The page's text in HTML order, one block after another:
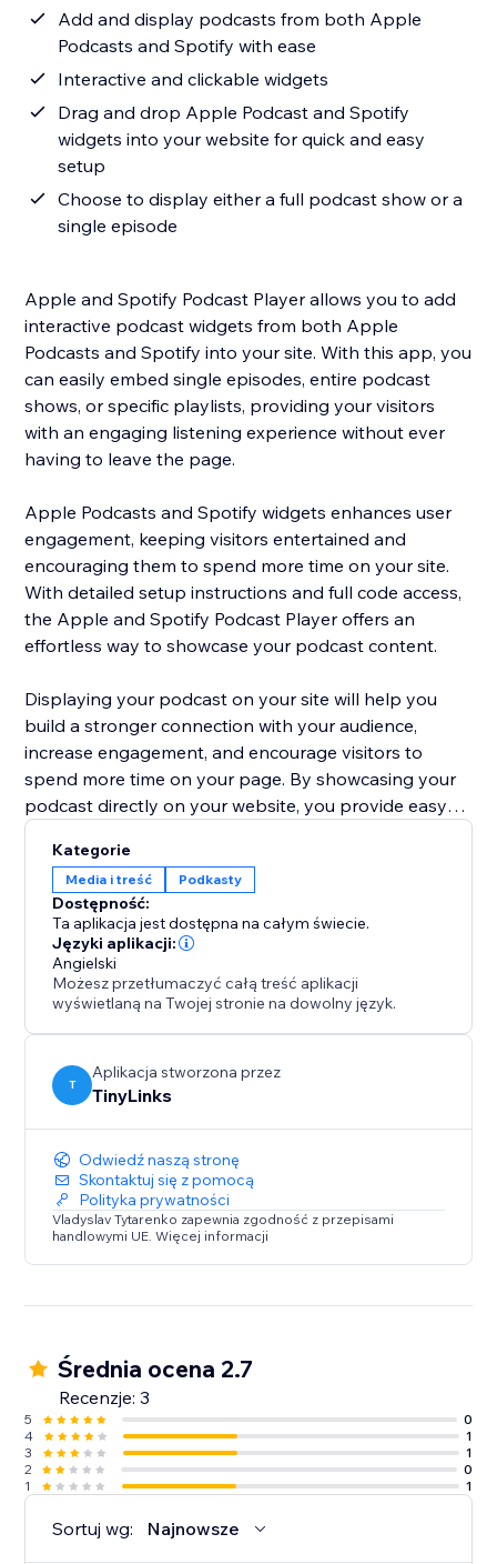
Add and display podcasts from both Apple
Podcasts and Spotify with ease
Interactive and clickable widgets
Drag and drop Apple Podcast and Spotify
widgets into your website for quick and easy
setup
Choose to display either a full podcast show or a
single episode
Apple and Spotify Podcast Player allows you to add
interactive podcast widgets from both Apple
Podcasts and Spotify into your site. With this app, you
can easily embed single episodes, entire podcast
shows, or specific playlists, providing your visitors
with an engaging listening experience without ever
having to leave the page.
Apple Podcasts and Spotify widgets enhances user
engagement, keeping visitors entertained and
encouraging them to spend more time on your site.
With detailed setup instructions and full code access,
the Apple and Spotify Podcast Player offers an
effortless way to showcase your podcast content.
Displaying your podcast on your site will help you
build a stronger connection with your audience,
increase engagement, and encourage visitors to
spend more time on your page. By showcasing your
podcast directly on your website, you provide easy
listeners will return for new episodes, share with
others, and engage with your business more deeply.
Kategorie
Media i treść Podkasty
Dostępność:
Ta aplikacja jest dostępna na całym świecie.
Języki aplikacji:
Angielski
Możesz przetłumaczyć całą treść aplikacji
wyświetlaną na Twojej stronie na dowolny język.
T
Aplikacja stworzona przez
TinyLinks
Odwiedź naszą stronę
Skontaktuj się z pomocą
Polityka prywatności
Vladyslav Tytarenko zapewnia zgodność z przepisami
handlowymi UE. Więcej informacji
Średnia ocena 2.7
Recenzje: 3
5
0
4
1
3
1
2
0
1
1
Sortuj wg: Najnowsze